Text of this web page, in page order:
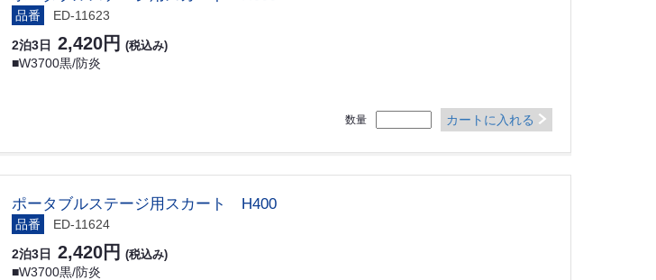
品番 ED-11623
2泊3日 2,420円 (税込み)
■W3700黒/防炎
数量 カートに入れる
ポータブルステージ用スカート H400
品番 ED-11624
2泊3日 2,420円 (税込み)
■W3700黒/防炎